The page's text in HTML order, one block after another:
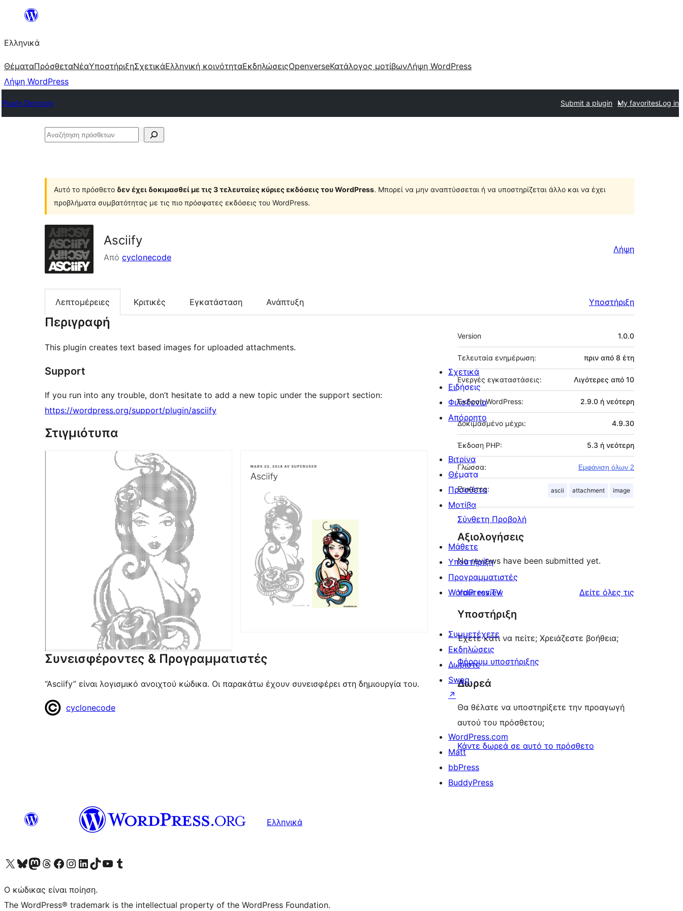
Μετάβαση
περιεχόμενο
Ελληνικά
ΘέματαΠρόσθεταΝέαΥποστήριξηΣχετικάΕλληνική κοινότηταΕκδηλώσειςOpenverseΚατάλογος μοτίβωνΛήψη WordPress
Λήψη WordPress
Plugin Directory Submit a plugin My favoritesLog in
Αναζήτηση
Αυτό το πρόσθετο δεν έχει δοκιμασθεί με τις 3 τελευταίες κύριες εκδόσεις του WordPress. Μπορεί να μην αναπτύσσεται ή να υποστηρίζεται άλλο και να έχει
προβλήματα συμβατότητας με τις πιο πρόσφατες εκδόσεις του WordPress.
Asciify
Από cyclonecode
Λήψη
Λεπτομέρειες Κριτικές Εγκατάσταση Ανάπτυξη Υποστήριξη
Περιγραφή
This plugin creates text based images for uploaded attachments.
Support
If you run into any trouble, don’t hesitate to add a new topic under the support section:
https://wordpress.org/support/plugin/asciify
Στιγμιότυπα
Συνεισφέροντες & Προγραμματιστές
“Asciify” είναι λογισμικό ανοιχτού κώδικα. Οι παρακάτω έχουν συνεισφέρει στη δημιουργία του.
Συντελεστές
cyclonecode
Μεταστοιχεία
Version 1.0.0
Τελευταία ενημέρωση: πριν από 8 έτη
Ενεργές εγκαταστάσεις: Λιγότερες από 10
Έκδοση WordPress: 2.9.0 ή νεότερη
Δοκιμασμένο μέχρι: 4.9.30
Έκδοση PHP: 5.3 ή νεότερη
Γλώσσα: Εμφάνιση όλων 2
Ετικέτες: ascii attachment image
Σύνθετη Προβολή
Αξιολογήσεις
No reviews have been submitted yet.
Your review Δείτε όλες τις
Υποστήριξη
Έχετε κάτι να πείτε; Χρειάζεστε βοήθεια;
Φόρουμ υποστήριξης
Δωρεά
Θα θέλατε να υποστηρίξετε την προαγωγή
αυτού του πρόσθετου;
Κάντε δωρεά σε αυτό το πρόσθετο
Σχετικά
Ειδήσεις
Φιλοξενία
Απόρρητο
Βιτρίνα
Θέματα
Πρόσθετα
Μοτίβα
Μάθετε
Υποστήριξη
Προγραμματιστές
WordPress.TV
Συμμετέχετε
Εκδηλώσεις
Δωρίστε
Swag
↗
WordPress.com
Matt
bbPress
BuddyPress
Ελληνικά
Visit our X (formerly Twitter) account
Visit our Bluesky account
Επισκεφθείτε τον λογαριασμό μας στο Mastodon
Visit our Threads account
Επισκεφτείτε τη σελίδα μας στο Facebook
Επισκεφθείτε τον λογαριασμό μας Instagram
Επισκεφθείτε τον λογαριασμό μας LinkedIn
Visit our TikTok account
Visit our YouTube channel
Visit our Tumblr account
Ο κώδικας είναι ποίηση.
The WordPress® trademark is the intellectual property of the WordPress Foundation.